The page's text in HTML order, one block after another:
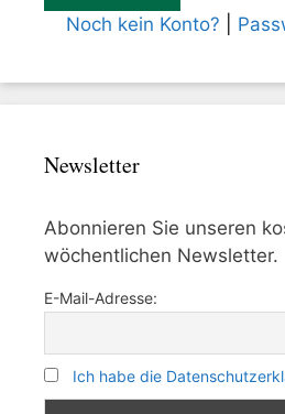
Noch kein Konto?
Newsletter
Abonnieren Sie unseren
wöchentlichen Newsletter.
E-Mail-Adresse:
Ich habe die